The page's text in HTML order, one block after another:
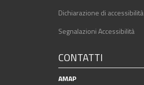
Dichiarazione di accessibilità
Segnalazioni Accessibilità
CONTATTI
AMAP